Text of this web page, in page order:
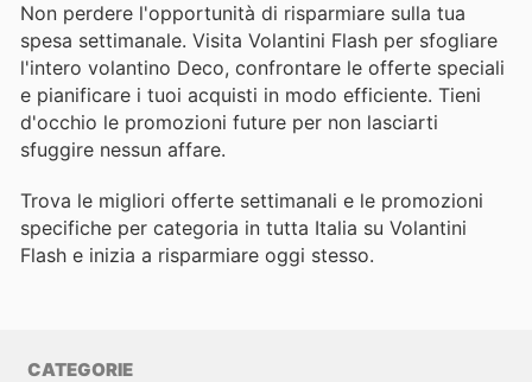
Non perdere l'opportunità di risparmiare sulla tua
spesa settimanale. Visita Volantini Flash per sfogliare
l'intero volantino Deco, confrontare le offerte speciali
e pianificare i tuoi acquisti in modo efficiente. Tieni
d'occhio le promozioni future per non lasciarti
sfuggire nessun affare.
Trova le migliori offerte settimanali e le promozioni
specifiche per categoria in tutta Italia su Volantini
Flash e inizia a risparmiare oggi stesso.
CATEGORIE